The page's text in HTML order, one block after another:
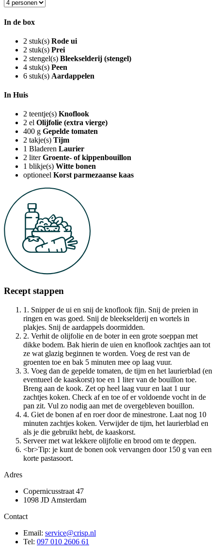
In de box
2 stuk(s) Rode ui
2 stuk(s) Prei
2 stengel(s) Bleekselderij (stengel)
4 stuk(s) Peen
6 stuk(s) Aardappelen
In Huis
2 teentje(s) Knoflook
2 el Olijfolie (extra vierge)
400 g Gepelde tomaten
2 takje(s) Tijm
1 Bladeren Laurier
2 liter Groente- of kippenbouillon
1 blikje(s) Witte bonen
optioneel Korst parmezaanse kaas
Recept stappen
1. Snipper de ui en snij de knoflook fijn. Snij de preien in
ringen en was goed. Snij de bleekselderij en wortels in
plakjes. Snij de aardappels doormidden.
2. Verhit de olijfolie en de boter in een grote soeppan met
dikke bodem. Bak hierin de uien en knoflook zachtjes aan tot
ze wat glazig beginnen te worden. Voeg de rest van de
groenten toe en bak 5 minuten mee op laag vuur.
3. Voeg dan de gepelde tomaten, de tijm en het laurierblad (en
eventueel de kaaskorst) toe en 1 liter van de bouillon toe.
Breng aan de kook. Zet op heel laag vuur en laat 1 uur
zachtjes koken. Check af en toe of er voldoende vocht in de
pan zit. Vul zo nodig aan met de overgebleven bouillon.
4. Giet de bonen af en roer door de minestrone. Laat nog 10
minuten zachtjes koken. Verwijder de tijm, het laurierblad en
als je die gebruikt hebt, de kaaskorst.
Serveer met wat lekkere olijfolie en brood om te deppen.
<br>Tip: je kunt de bonen ook vervangen door 150 g van een
korte pastasoort.
Adres
Copernicusstraat 47
1098 JD Amsterdam
Contact
Email: service@crisp.nl
Tel: 097 010 2606 61